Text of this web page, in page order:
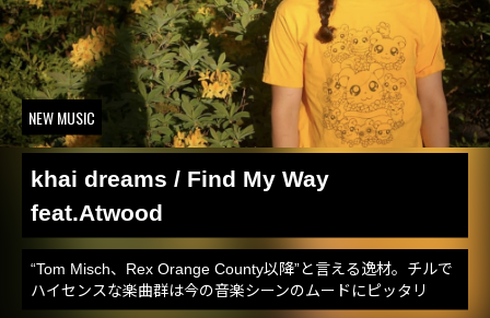
NEW MUSIC
khai dreams / Find My Way
feat.Atwood
“Tom Misch、Rex Orange County以降”と言える逸材。チルで
ハイセンスな楽曲群は今の音楽シーンのムードにピッタリ